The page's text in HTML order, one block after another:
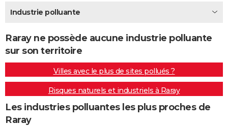
Destinations
City break
Voyage nature
Voyage de noces
Forum
Climat
+PHOTO
GUIDES D'ACHAT
BONS PLANS
CARTE DE VOEUX
Carte de Noël
Carte Bonne année
Carte Saint-Valentin
Carte d'anniversaire
DICTIONNAIRE
Dictionnaire
Biographies
Citations
Expressions
Proverbes
PROGRAMME TV
Industrie polluante
Raray ne possède aucune industrie polluante
sur son territoire
Villes avec le plus de sites pollués ?
Risques naturels et industriels à Raray
Les industries polluantes les plus proches de
Raray